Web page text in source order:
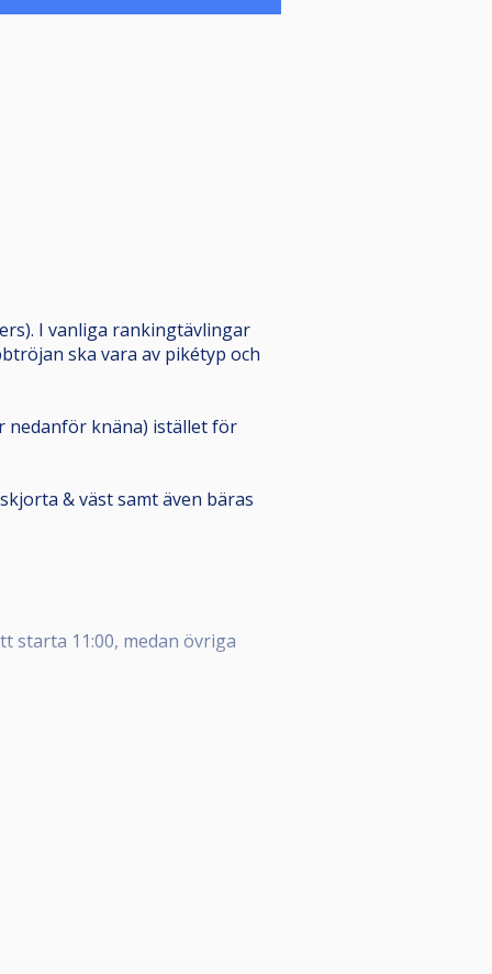
I vanliga rankingtävlingar
ska vara av pikétyp och
nedanför knäna) istället för
& väst samt även bäras
starta 11:00, medan övriga